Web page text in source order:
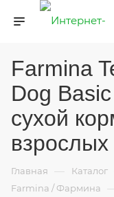
Farmina
Dog
сухой
взрослых
Главная — Каталог
Farmina / Фармина